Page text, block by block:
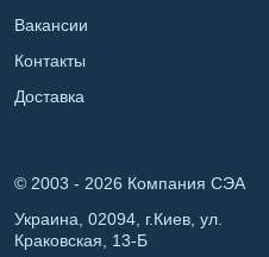
Вакансии
Контакты
Доставка
© 2003 - 2026 Компания СЭА
Украина, 02094, г.Киев, ул.
Краковская, 13-Б